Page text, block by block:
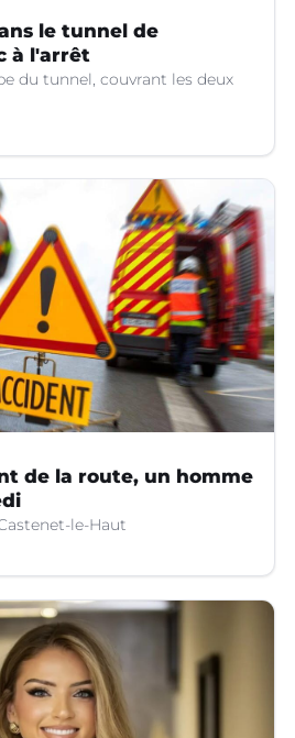
le tunnel de
à l'arrêt
du tunnel, couvrant les deux
de la route, un homme
le-Haut